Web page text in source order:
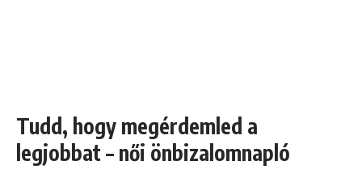
Tudd, hogy megérdemled a
legjobbat – női önbizalomnapló